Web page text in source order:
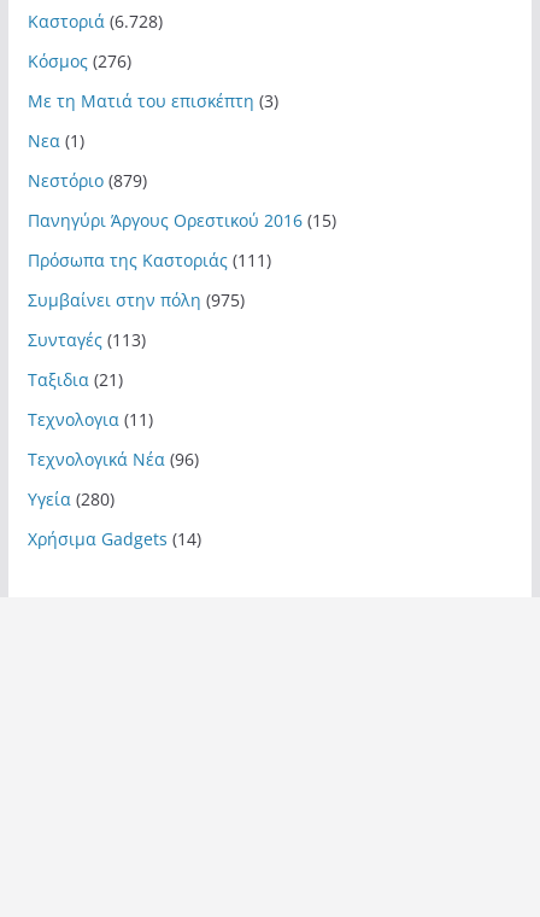
Καστοριά(6.728)
Κόσμος(276)
Με τη Ματιά του επισκέπτη (3)
Νεα(1)
Νεστόριο(879)
Πανηγύρι Άργους Ορεστικού 2016(15)
Πρόσωπα της Καστοριάς(111)
Συμβαίνει στην πόλη (975)
Συνταγές(113)
Ταξιδια(21)
Τεχνολογια(11)
Τεχνολογικά Νέα(96)
Υγεία(280)
Χρήσιμα Gadgets (14)